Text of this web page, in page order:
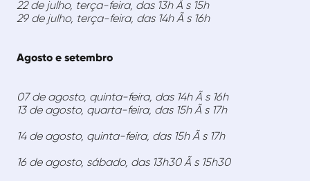
22 de julho, terça-feira, das 13h Ã s 15h
29 de julho, terça-feira, das 14h Ã s 16h
Agosto e setembro
07 de agosto, quinta-feira, das 14h Ã s 16h
13 de agosto, quarta-feira, das 15h Ã s 17h
14 de agosto, quinta-feira, das 15h Ã s 17h
16 de agosto, sábado, das 13h30 Ã s 15h30